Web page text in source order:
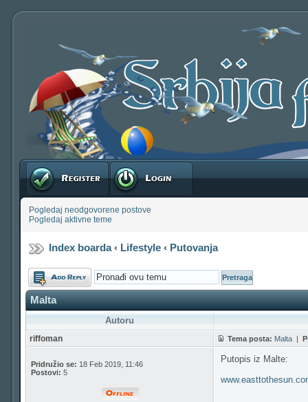
Registruj se Prijavite se
Pogledaj neodgovorene postove
Pogledaj aktivne teme
Index boarda‹ Lifestyle‹ Putovanja
Odgovori
Malta
Autoru
riffoman Tema posta: Malta |
Pridružio se: 18 Feb 2019, 11:46
Postovi: 5
Putopis iz Malte: